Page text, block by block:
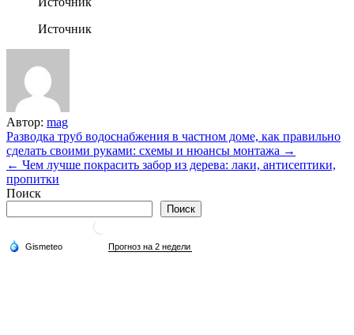
Источник
Автор: mag
Навигация
по
записям
Разводка труб водоснабжения в частном доме, как правильно
сделать своими руками: схемы и нюансы монтажа →
← Чем лучше покрасить забор из дерева: лаки, антисептики,
пропитки
Поиск
Поиск